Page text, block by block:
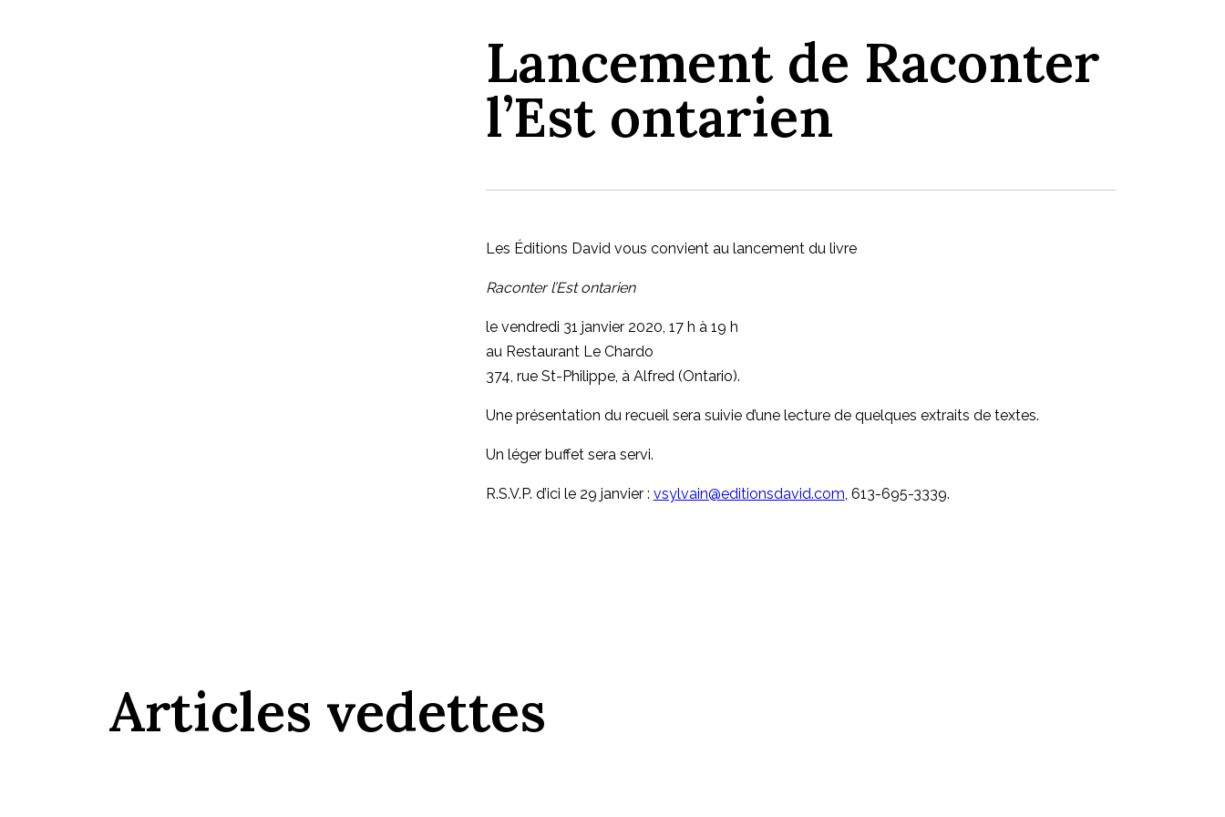
Lancement de Raconter
l’Est ontarien
Les Éditions David vous convient au lancement du livre
Raconter l’Est ontarien
le vendredi 31 janvier 2020, 17 h à 19 h
au Restaurant Le Chardo
374, rue St-Philippe, à Alfred (Ontario).
Une présentation du recueil sera suivie d’une lecture de quelques extraits de textes.
Un léger buffet sera servi.
R.S.V.P. d’ici le 29 janvier : vsylvain@editionsdavid.com, 613-695-3339.
Articles vedettes